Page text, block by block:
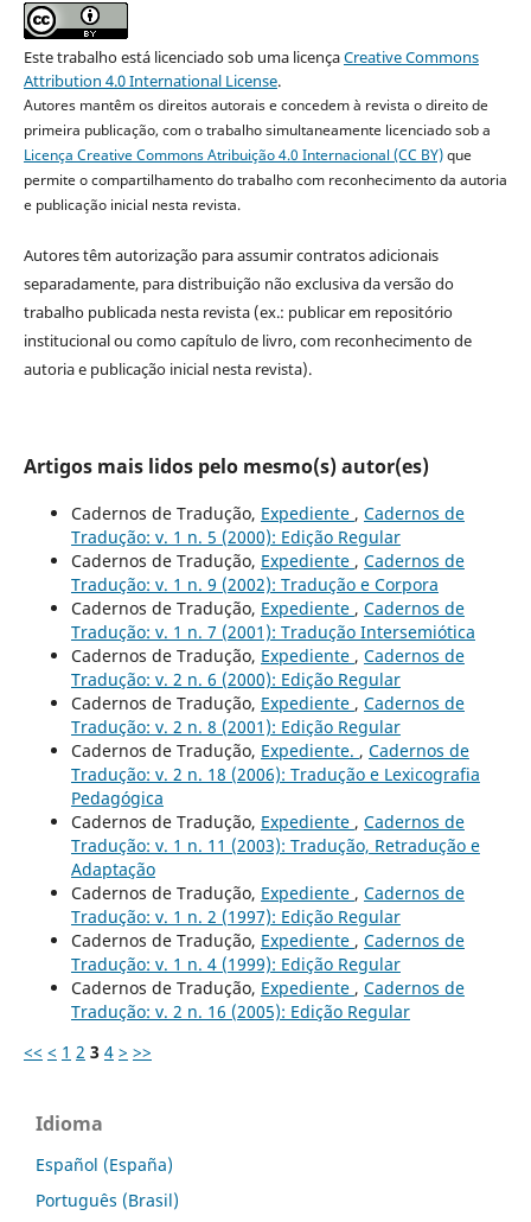
Este trabalho está licenciado sob uma licençaCreative Commons
Attribution 4.0 International License.
Autores mantêm os direitos autorais e concedem à revista o direito de
primeira publicação, com o trabalho simultaneamente licenciado sob a
Licença Creative Commons Atribuição 4.0 Internacional (CC BY)que
permite o compartilhamento do trabalho com reconhecimento da autoria
e publicação inicial nesta revista.
Autores têm autorização para assumir contratos adicionais
separadamente, para distribuição não exclusiva da versão do
trabalho publicada nesta revista (ex.: publicar em repositório
institucional ou como capítulo de livro, com reconhecimento de
autoria e publicação inicial nesta revista).
Artigos mais lidos pelo mesmo(s) autor(es)
Cadernos de Tradução, Expediente , Cadernos de
Tradução: v. 1 n. 5 (2000): Edição Regular
Cadernos de Tradução, Expediente , Cadernos de
Tradução: v. 1 n. 9 (2002): Tradução e Corpora
Cadernos de Tradução, Expediente , Cadernos de
Tradução: v. 1 n. 7 (2001): Tradução Intersemiótica
Cadernos de Tradução, Expediente , Cadernos de
Tradução: v. 2 n. 6 (2000): Edição Regular
Cadernos de Tradução, Expediente , Cadernos de
Tradução: v. 2 n. 8 (2001): Edição Regular
Cadernos de Tradução, Expediente. , Cadernos de
Tradução: v. 2 n. 18 (2006): Tradução e Lexicografia
Pedagógica
Cadernos de Tradução, Expediente , Cadernos de
Tradução: v. 1 n. 11 (2003): Tradução, Retradução e
Adaptação
Cadernos de Tradução, Expediente , Cadernos de
Tradução: v. 1 n. 2 (1997): Edição Regular
Cadernos de Tradução, Expediente , Cadernos de
Tradução: v. 1 n. 4 (1999): Edição Regular
Cadernos de Tradução, Expediente , Cadernos de
Tradução: v. 2 n. 16 (2005): Edição Regular
<< < 1 2 3 4 > >>
Idioma
Español (España)
Português (Brasil)